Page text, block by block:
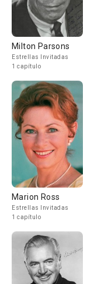
Milton Parsons
Estrellas Invitadas
1 capítulo
Marion Ross
Estrellas Invitadas
1 capítulo